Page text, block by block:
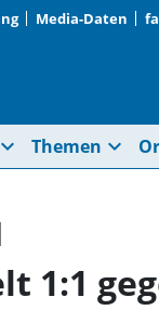
Media-Daten
expand_more Themen expand_more
1:1